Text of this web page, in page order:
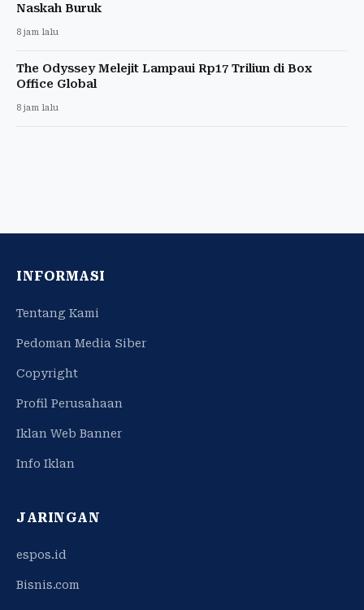
Naskah Buruk
8 jam lalu
The Odyssey Melejit Lampaui Rp17 Triliun di Box
Office Global
8 jam lalu
INFORMASI
Tentang Kami
Pedoman Media Siber
Copyright
Profil Perusahaan
Iklan Web Banner
Info Iklan
JARINGAN
espos.id
Bisnis.com